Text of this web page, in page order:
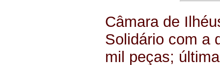
Câmara de
Solidário com a
mil peças;